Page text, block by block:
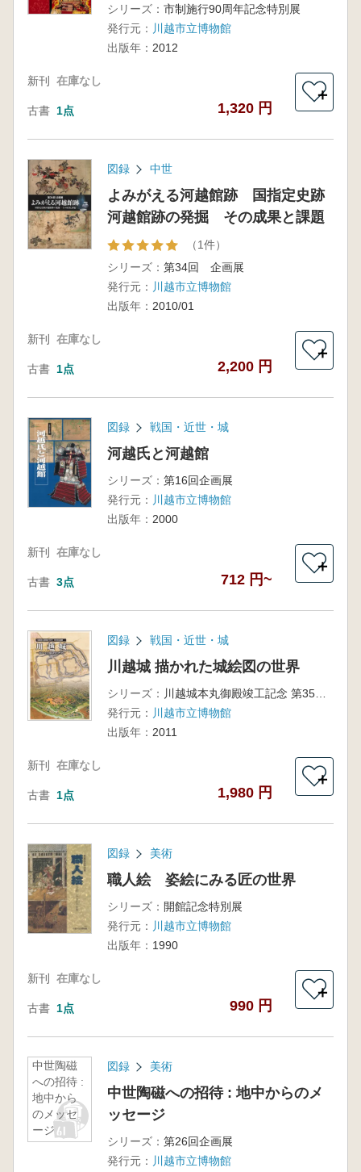
シリーズ： 市制施行90周年記念特別展
発行元： 川越市立博物館
出版年： 2012
新刊 在庫なし
古書 1点 1,320 円
＋
図録 中世
よみがえる河越館跡 国指定史跡
河越館跡の発掘 その成果と課題
（1件）
シリーズ： 第34回 企画展
発行元： 川越市立博物館
出版年： 2010/01
新刊 在庫なし
古書 1点 2,200 円
＋
図録 戦国・近世・城
河越氏と河越館
シリーズ： 第16回企画展
発行元： 川越市立博物館
出版年： 2000
新刊 在庫なし
古書 3点 712 円~
＋
図録 戦国・近世・城
川越城 描かれた城絵図の世界
シリーズ：
川越城本丸御殿竣工記念 第35回企画展
発行元： 川越市立博物館
出版年： 2011
新刊 在庫なし
古書 1点 1,980 円
＋
図録 美術
職人絵 姿絵にみる匠の世界
シリーズ： 開館記念特別展
発行元： 川越市立博物館
出版年： 1990
新刊 在庫なし
古書 1点 990 円
＋
中世陶磁
への招待 :
地中から
のメッセ
ージ
図録 美術
中世陶磁への招待 : 地中からのメ
ッセージ
シリーズ： 第26回企画展
発行元： 川越市立博物館